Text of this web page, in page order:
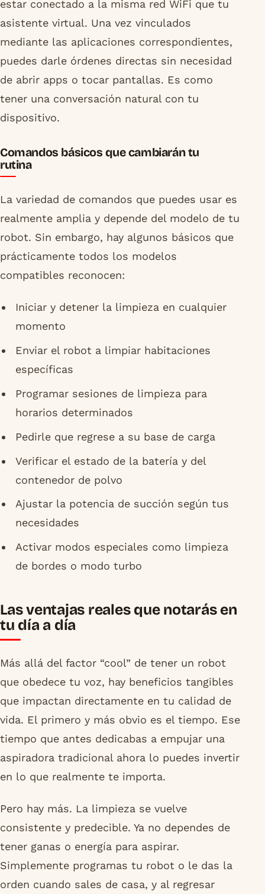
estar conectado a la misma red WiFi que tu
asistente virtual. Una vez vinculados
mediante las aplicaciones correspondientes,
puedes darle órdenes directas sin necesidad
de abrir apps o tocar pantallas. Es como
tener una conversación natural con tu
dispositivo.
Comandos básicos que cambiarán tu
rutina
La variedad de comandos que puedes usar es
realmente amplia y depende del modelo de tu
robot. Sin embargo, hay algunos básicos que
prácticamente todos los modelos
compatibles reconocen:
Iniciar y detener la limpieza en cualquier
momento
Enviar el robot a limpiar habitaciones
específicas
Programar sesiones de limpieza para
horarios determinados
Pedirle que regrese a su base de carga
Verificar el estado de la batería y del
contenedor de polvo
Ajustar la potencia de succión según tus
necesidades
Activar modos especiales como limpieza
de bordes o modo turbo
Las ventajas reales que notarás en
tu día a día
Más allá del factor “cool” de tener un robot
que obedece tu voz, hay beneficios tangibles
que impactan directamente en tu calidad de
vida. El primero y más obvio es el tiempo. Ese
tiempo que antes dedicabas a empujar una
aspiradora tradicional ahora lo puedes invertir
en lo que realmente te importa.
Pero hay más. La limpieza se vuelve
consistente y predecible. Ya no dependes de
tener ganas o energía para aspirar.
Simplemente programas tu robot o le das la
orden cuando sales de casa, y al regresar